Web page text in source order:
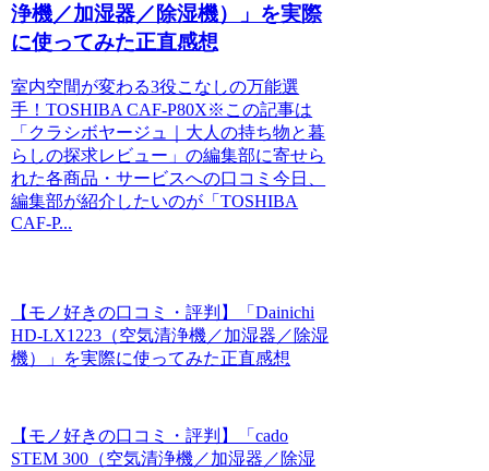
浄機／加湿器／除湿機）」を実際
に使ってみた正直感想
室内空間が変わる3役こなしの万能選
手！TOSHIBA CAF-P80X※この記事は
「クラシボヤージュ｜大人の持ち物と暮
らしの探求レビュー」の編集部に寄せら
れた各商品・サービスへの口コミ今日、
編集部が紹介したいのが「TOSHIBA
CAF-P...
【モノ好きの口コミ・評判】「Dainichi
HD-LX1223（空気清浄機／加湿器／除湿
機）」を実際に使ってみた正直感想
【モノ好きの口コミ・評判】「cado
STEM 300（空気清浄機／加湿器／除湿